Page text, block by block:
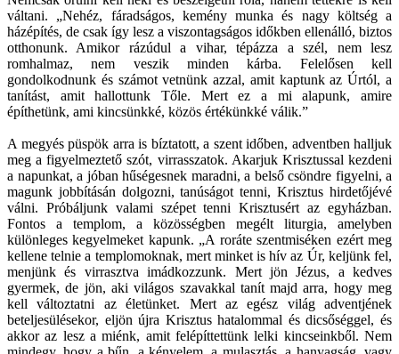
váltani. „Nehéz, fáradságos, kemény munka és nagy költség a
házépítés, de csak így lesz a viszontagságos időkben ellenálló, biztos
otthonunk. Amikor rázúdul a vihar, tépázza a szél, nem lesz
romhalmaz, nem veszik minden kárba. Felelősen kell
gondolkodnunk és számot vetnünk azzal, amit kaptunk az Úrtól, a
tanítást, amit hallottunk Tőle. Mert ez a mi alapunk, amire
építhetünk, ami kincsünkké, közös értékünkké válik.”
A megyés püspök arra is bíztatott, a szent időben, adventben halljuk
meg a figyelmeztető szót, virrasszatok. Akarjuk Krisztussal kezdeni
a napunkat, a jóban hűségesnek maradni, a belső csöndre figyelni, a
magunk jobbításán dolgozni, tanúságot tenni, Krisztus hirdetőjévé
válni. Próbáljunk valami szépet tenni Krisztusért az egyházban.
Fontos a templom, a közösségben megélt liturgia, amelyben
különleges kegyelmeket kapunk. „A roráte szentmiséken ezért meg
kellene telnie a templomoknak, mert minket is hív az Úr, keljünk fel,
menjünk és virrasztva imádkozzunk. Mert jön Jézus, a kedves
gyermek, de jön, aki világos szavakkal tanít majd arra, hogy meg
kell változtatni az életünket. Mert az egész világ adventjének
beteljesülésekor, eljön újra Krisztus hatalommal és dicsőséggel, és
akkor az lesz a miénk, amit felépíttettünk lelki kincseinkből. Nem